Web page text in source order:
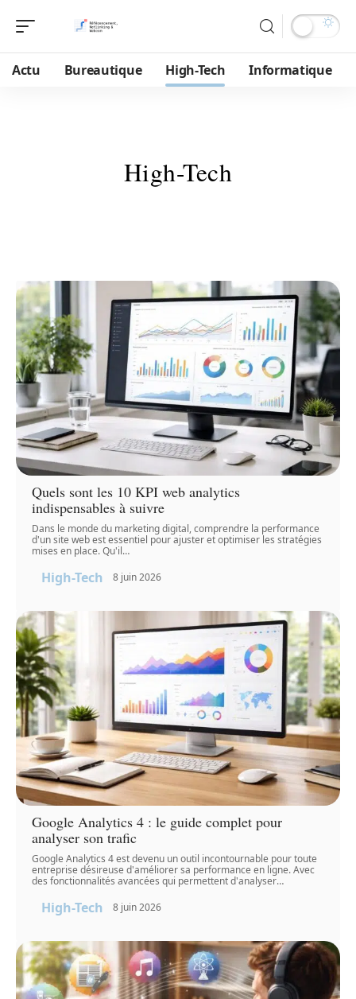
Actu Bureautique High-Tech Informatique
High-Tech
Quels sont les 10 KPI web analytics
indispensables à suivre
Dans le monde du marketing digital, comprendre la performance
d'un site web est essentiel pour ajuster et optimiser les stratégies
mises en place. Qu'il…
High-Tech 8 juin 2026
Google Analytics 4 : le guide complet pour
analyser son trafic
Google Analytics 4 est devenu un outil incontournable pour toute
entreprise désireuse d'améliorer sa performance en ligne. Avec
des fonctionnalités avancées qui permettent d'analyser…
High-Tech 8 juin 2026